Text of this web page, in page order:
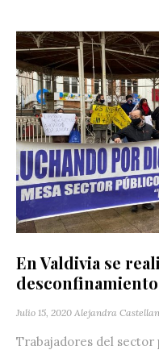
En Valdivia se
Julio 15, 2020 Alejandra
Trabajadores del sector